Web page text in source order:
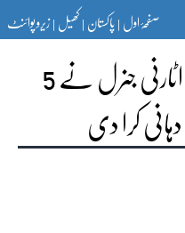
صفحۂ اول|پاکستان|کھیل|زیرو پوائنٹ
چیف الیکشن کمشنرکا تقر ر، اٹارنی جنرل نے 5
کرا دی